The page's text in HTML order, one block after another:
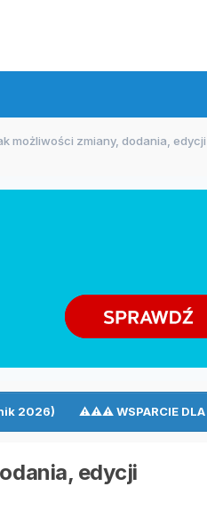
możliwości zmiany, dodania, edycji
2026) ⚠⚠⚠ WSPARCIE DLA
edycji